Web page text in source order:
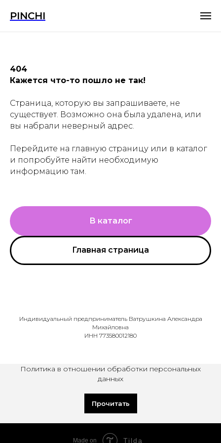
PINCHI
404
Кажется что-то пошло не так!
Страница, которую вы запрашиваете, не
существует. Возможно она была удалена, или
вы набрали неверный адрес.
Перейдите на главную страницу или в каталог
и попробуйте найти необходимую
информацию там.
В каталог
Главная страница
Индивидуальный предприниматель Ватрушкина Александра
Михайловна
ИНН 773580012180
Политика в отношении обработки персональных
данных
Прочитать
Made on Tilda